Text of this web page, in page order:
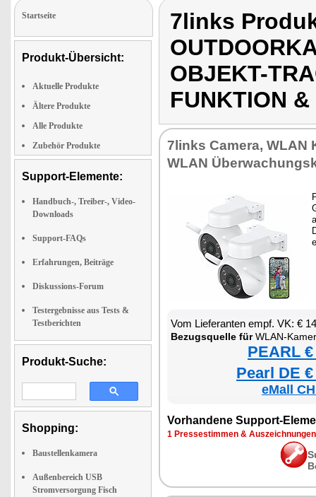
Startseite
Produkt-Übersicht:
Aktuelle Produkte
Ältere Produkte
Alle Produkte
Zubehör Produkte
Support-Elemente:
Handbuch-, Treiber-, Video-
Downloads
Support-FAQs
Erfahrungen, Beiträge
Diskussions-Forum
Testergebnisse aus Tests &
Testberichten
Produkt-Suche:
Shopping:
Baustellenkamera
Außenbereich USB
Stromversorgung Fisch
7links
OBJEKT-
FUNKTION &
7links Camera, WLAN
WLAN
Vom Lieferanten empf. VK: €
Bezugsquelle fürWLAN-
PEARL
Pearl DE
eMall
Vorhandene Support-
1 Pressestimmen & Auszeichnungen